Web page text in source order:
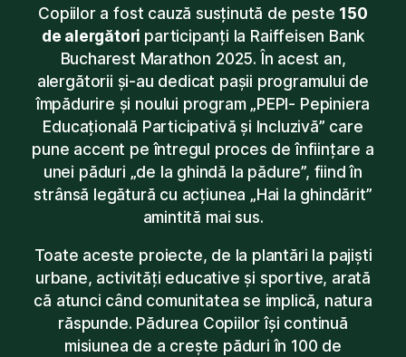
Copiilor a fost cauză susținută de peste 150
de alergători participanți la Raiffeisen Bank
Bucharest Marathon 2025. În acest an,
alergătorii și-au dedicat pașii programului de
împădurire și noului program „PEPI- Pepiniera
Educațională Participativă și Incluzivă” care
pune accent pe întregul proces de înființare a
unei păduri „de la ghindă la pădure”, fiind în
strânsă legătură cu acțiunea „Hai la ghindărit”
amintită mai sus.
Toate aceste proiecte, de la plantări la pajiști
urbane, activități educative și sportive, arată
că atunci când comunitatea se implică, natura
răspunde. Pădurea Copiilor își continuă
misiunea de a crește păduri în 100 de